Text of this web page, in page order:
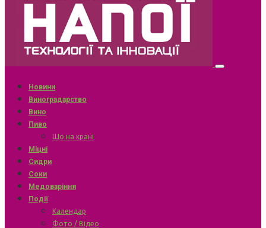
Новини
Виноградарство
Вино
Пиво
Що на крані
Міцні
Сидри
Соки
Медоваріння
Події
Календар
Фото / Відео